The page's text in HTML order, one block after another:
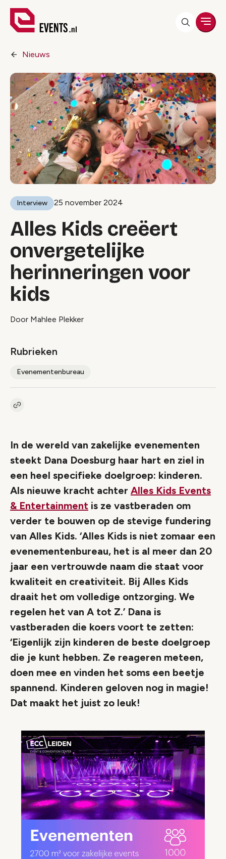
Nieuws
Interview 25 november 2024
Alles Kids creëert
onvergetelijke
herinneringen voor
kids
Door Mahlee Plekker
Rubrieken
Evenementenbureau
Kopieer link naar artikel
In de wereld van zakelijke evenementen
steekt Dana Doesburg haar hart en ziel in
een heel specifieke doelgroep: kinderen.
Als nieuwe kracht achter Alles Kids Events
& Entertainment is ze vastberaden om
verder te bouwen op de stevige fundering
van Alles Kids. ‘Alles Kids is niet zomaar een
evenementenbureau, het is al meer dan 20
jaar een vertrouwde naam die staat voor
kwaliteit en creativiteit. Bij Alles Kids
draait het om volledige ontzorging. We
regelen het van A tot Z.’ Dana is
vastberaden die koers voort te zetten:
‘Eigenlijk zijn kinderen de beste doelgroep
die je kunt hebben. Ze reageren meteen,
doen mee en vinden het soms een beetje
spannend. Kinderen geloven nog in magie!
Dat maakt het juist zo leuk!